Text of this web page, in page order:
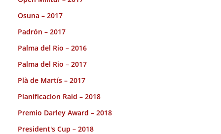
Osuna – 2017
Padrón – 2017
Palma del Rio – 2016
Palma del Rio – 2017
Plà de Martís – 2017
Planificacion Raid – 2018
Premio Darley Award – 2018
President's Cup – 2018